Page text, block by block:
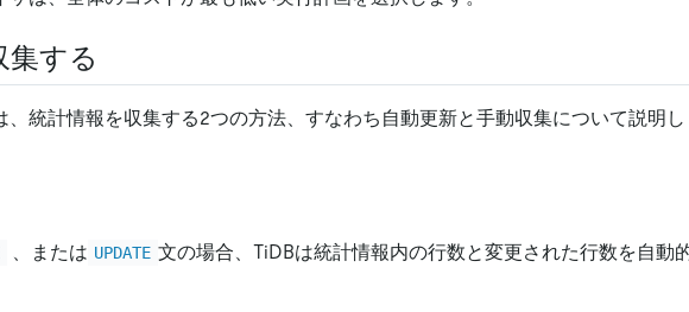
集する
、統計情報を収集する2つの方法、すなわち自動更新と手動収集について説明し
、または UPDATE 文の場合、TiDBは統計情報内の行数と変更された行数を自動